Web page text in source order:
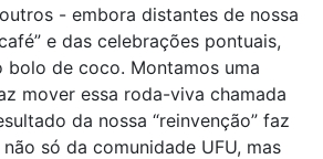
- embora distantes de nossa
e das celebrações pontuais,
bolo de coco. Montamos uma
mover essa roda-viva chamada
da nossa “reinvenção” faz
só da comunidade UFU, mas